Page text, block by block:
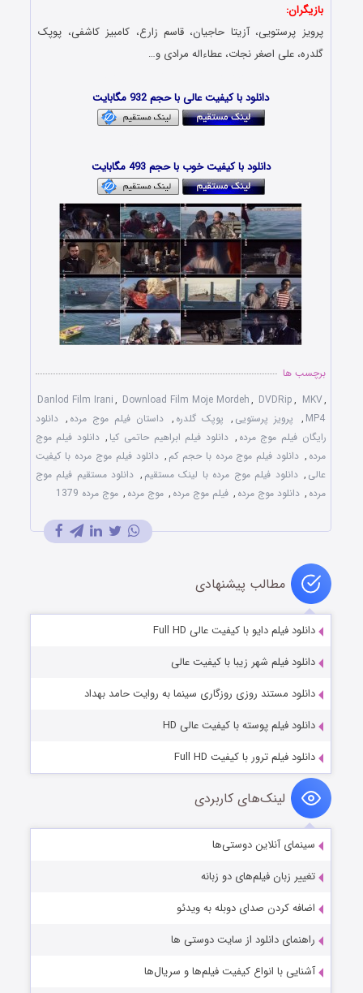
بازیگران:
پرویز پرستویی، آزیتا حاجیان، قاسم زارع، کامبیز کاشفی، پوپک
گلدره، علی اصغر نجات، عطاءاله مرادی و…
دانلود با کیفیت عالی با حجم 932 مگابایت
دانلود با کیفیت خوب با حجم 493 مگابایت
برچسب ها
Danlod Film Irani, Download Film Moje Mordeh, DVDRip, MKV,
MP4
, پرویز پرستویی , پوپک گلدره , داستان فیلم موج مرده , دانلود
رایگان فیلم موج مرده , دانلود فیلم ابراهیم حاتمی کیا , دانلود فیلم موج
مرده , دانلود فیلم موج مرده با حجم کم , دانلود فیلم موج مرده با کیفیت
عالی , دانلود فیلم موج مرده با لینک مستقیم , دانلود مستقیم فیلم موج
مرده , دانلود موج مرده , فیلم موج مرده , موج مرده , موج مرده 1379
مطالب پیشنهادی
دانلود فیلم دایو با کیفیت عالی Full HD
دانلود فیلم شهر زیبا با کیفیت عالی
دانلود مستند روزی روزگاری سینما به روایت حامد بهداد
دانلود فیلم پوسته با کیفیت عالی HD
دانلود فیلم ترور با کیفیت Full HD
لینک‌های کاربردی
سینمای آنلاین دوستی‌ها
تغییر زبان فیلم‌های دو زبانه
اضافه کردن صدای دوبله به ویدئو
راهنمای دانلود از سایت دوستی ها
آشنایی با انواع کیفیت فیلم‌ها و سریال‌ها